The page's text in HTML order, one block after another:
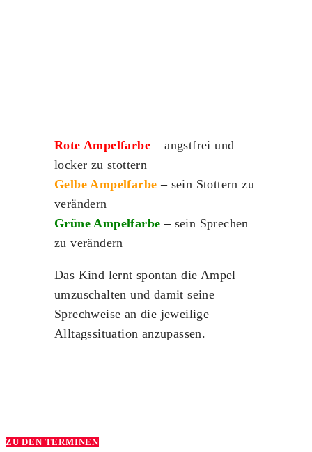
Rote Ampelfarbe – angstfrei und
locker zu stottern
Gelbe Ampelfarbe – sein Stottern zu
verändern
Grüne Ampelfarbe – sein Sprechen
zu verändern
Das Kind lernt spontan die Ampel
umzuschalten und damit seine
Sprechweise an die jeweilige
Alltagssituation anzupassen.
ZU DEN TERMINEN